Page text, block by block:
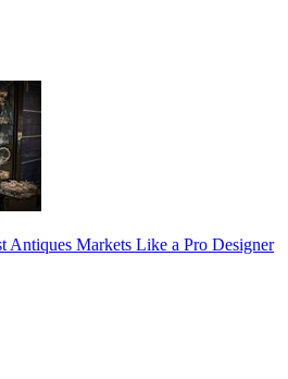
Antiques Markets Like a Pro Designer